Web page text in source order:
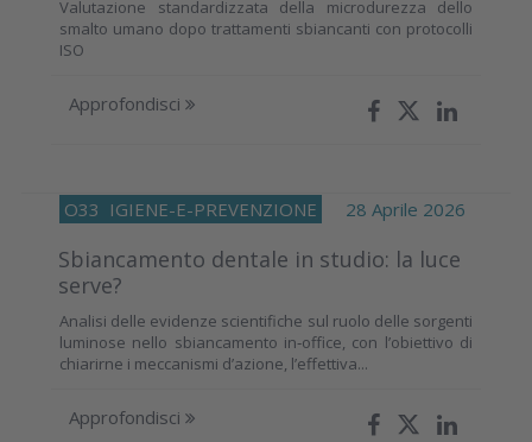
Valutazione standardizzata della microdurezza dello
smalto umano dopo trattamenti sbiancanti con protocolli
ISO
Approfondisci
O33 IGIENE-E-PREVENZIONE 28 Aprile 2026
Sbiancamento dentale in studio: la luce
serve?
Analisi delle evidenze scientifiche sul ruolo delle sorgenti
luminose nello sbiancamento in‑office, con l’obiettivo di
chiarirne i meccanismi d’azione, l’effettiva...
Approfondisci